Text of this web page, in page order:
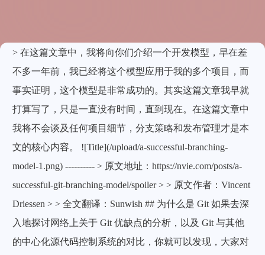
> 在这篇文章中，我将向你们介绍一个开发模型，早在差
不多一年前，我已经将这个模型应用于我的多个项目，而
事实证明，这个模型是非常成功的。其实这篇文章我早就
打算写了，只是一直没有时间，直到现在。在这篇文章中
我将不会谈及任何项目细节，分支策略和发布管理才是本
文的核心内容。 ![Title](/upload/a-successful-branching-
model-1.png) ---------- > 原文地址：https://nvie.com/posts/a-
successful-git-branching-model/spoiler > > 原文作者：Vincent
Driessen > > 全文翻译：Sunwish ## 为什么是 Git 如果去深
入地探讨网络上关于 Git 优缺点的分析，以及 Git 与其他
的中心化源代码控制系统的对比，你就可以发现，大家对